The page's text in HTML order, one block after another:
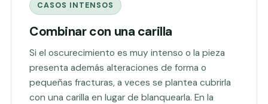
CASOS INTENSOS
Combinar con una carilla
Si el oscurecimiento es muy intenso o la pieza
presenta además alteraciones de forma o
pequeñas fracturas, a veces se plantea cubrirla
con una carilla en lugar de blanquearla. En la